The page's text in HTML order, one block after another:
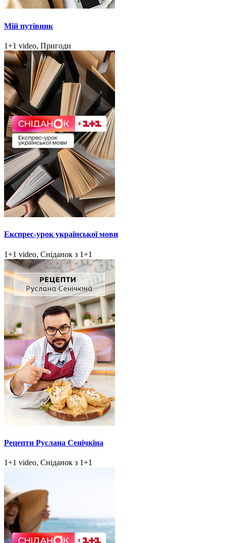
Мій путівник
1+1 video, Пригоди
Експрес-урок української мови
1+1 video, Сніданок з 1+1
Рецепти Руслана Сенічкіна
1+1 video, Сніданок з 1+1